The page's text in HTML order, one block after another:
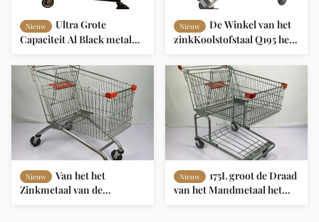
Nieuw
Ultra Grote
Capaciteit Al Black metal
Karretje110kgs Lading met
de Reclame van Embleem
Nieuw
De Winkel van het
zinkKoolstofstaal Q195 het
Europese Stijl
Nieuw
Van het het
Zinkmetaal van de
Nieuw
175L groot de Draad
van het Mandmetaal het